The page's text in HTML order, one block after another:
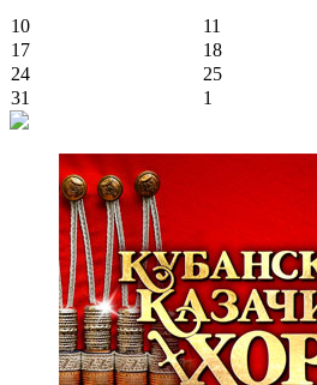
10 11
17
18
24
25
31
1